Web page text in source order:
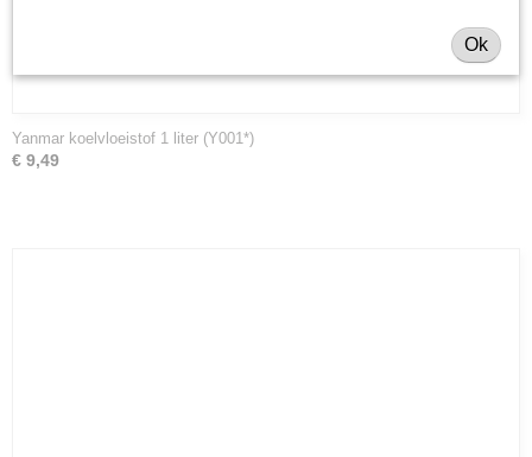
Yanmar koelvloeistof 1 liter (Y001*)
€ 9,49
Ok